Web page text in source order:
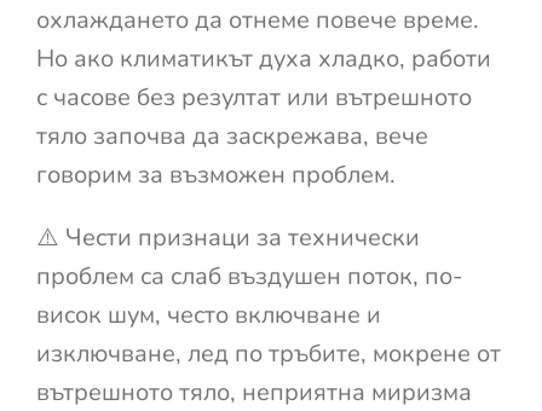
охлаждането да отнеме повече време.
Но ако климатикът духа хладко, работи
с часове без резултат или вътрешното
тяло започва да заскрежава, вече
говорим за възможен проблем.
⚠️ Чести признаци за технически
проблем са слаб въздушен поток, по-
висок шум, често включване и
изключване, лед по тръбите, мокрене от
вътрешното тяло, неприятна миризма